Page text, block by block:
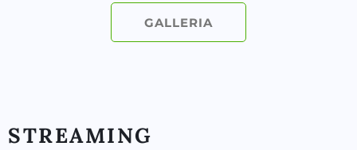
GALLERIA
STREAMING